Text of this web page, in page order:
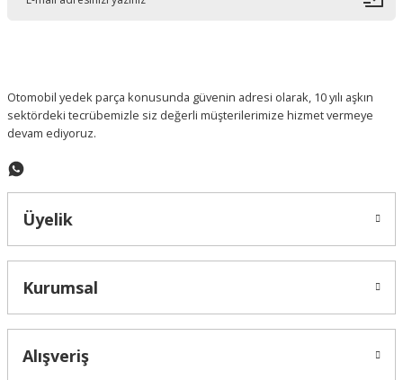
Otomobil yedek parça konusunda güvenin adresi olarak, 10 yılı aşkın
sektördeki tecrübemizle siz değerli müşterilerimize hizmet vermeye
devam ediyoruz.
Üyelik
Kurumsal
Alışveriş